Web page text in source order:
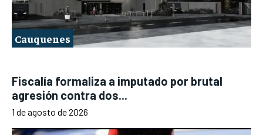
Cauquenes
Fiscalía formaliza a imputado por brutal
agresión contra dos...
1 de agosto de 2026